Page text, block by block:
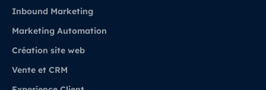
Inbound Marketing
Marketing Automation
Création site web
Vente et CRM